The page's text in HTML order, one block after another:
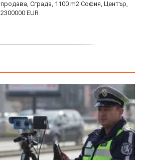
продава, Сграда, 1100 m2 София, Център,
2300000 EUR